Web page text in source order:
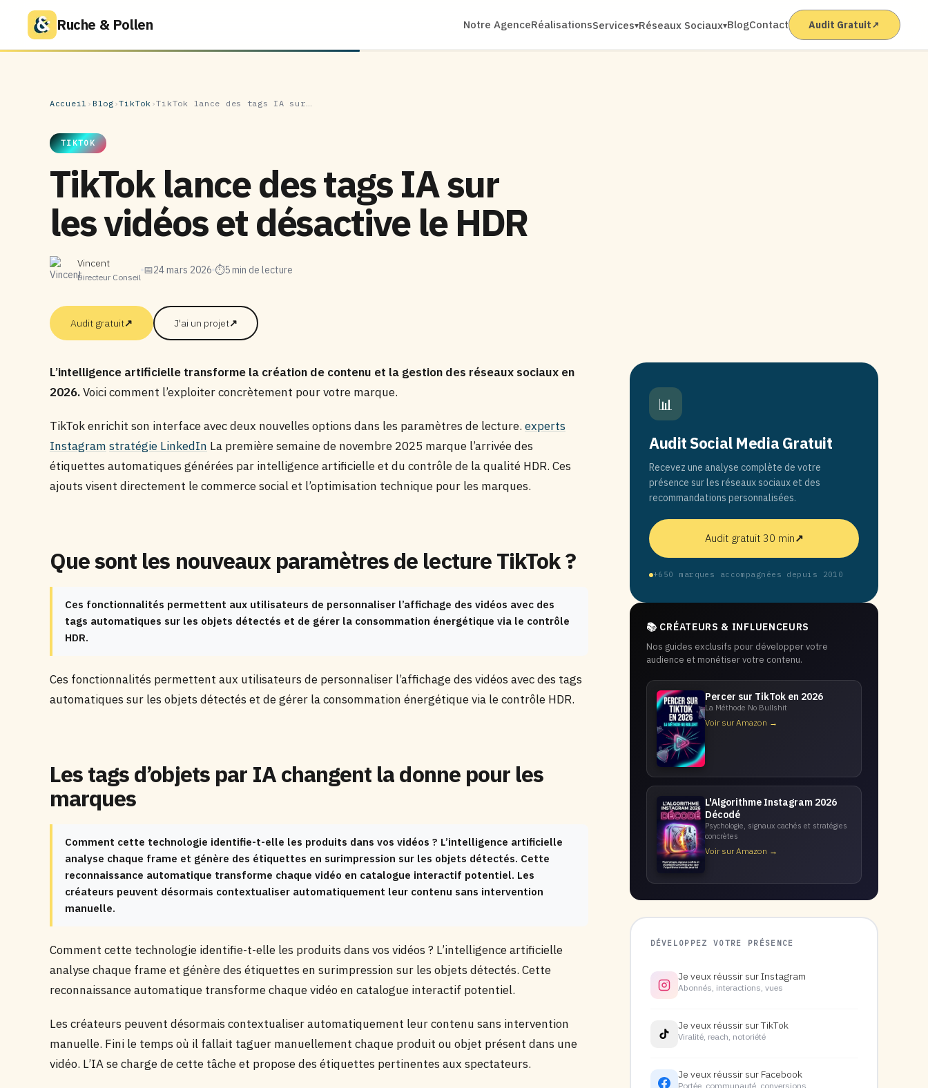
Ruche & Pollen Notre AgenceRéalisationsServices▾Réseaux Sociaux▾BlogContact Audit Gratuit↗
Accueil › Blog ›TikTok ›TikTok lance des tags IA sur…
TIKTOK
TikTok lance des tags IA sur
les vidéos et désactive le HDR
Vincent
Directeur Conseil
📅24 mars 2026 ⏱5 min de lecture
Audit gratuit↗ J'ai un projet↗
L’intelligence artificielle transforme la création de contenu et la gestion des réseaux sociaux en
2026.Voici comment l’exploiter concrètement pour votre marque.
TikTok enrichit son interface avec deux nouvelles options dans les paramètres de lecture. experts
Instagram stratégie LinkedIn La première semaine de novembre 2025 marque l’arrivée des
étiquettes automatiques générées par intelligence artificielle et du contrôle de la qualité HDR. Ces
ajouts visent directement le commerce social et l’optimisation technique pour les marques.
Que sont les nouveaux paramètres de lecture TikTok ?
Ces fonctionnalités permettent aux utilisateurs de personnaliser l’affichage des vidéos avec des
tags automatiques sur les objets détectés et de gérer la consommation énergétique via le contrôle
HDR.
Ces fonctionnalités permettent aux utilisateurs de personnaliser l’affichage des vidéos avec des tags
automatiques sur les objets détectés et de gérer la consommation énergétique via le contrôle HDR.
Les tags d’objets par IA changent la donne pour les
marques
Comment cette technologie identifie-t-elle les produits dans vos vidéos ? L’intelligence artificielle
analyse chaque frame et génère des étiquettes en surimpression sur les objets détectés. Cette
reconnaissance automatique transforme chaque vidéo en catalogue interactif potentiel. Les
créateurs peuvent désormais contextualiser automatiquement leur contenu sans intervention
manuelle.
Comment cette technologie identifie-t-elle les produits dans vos vidéos ? L’intelligence artificielle
analyse chaque frame et génère des étiquettes en surimpression sur les objets détectés. Cette
reconnaissance automatique transforme chaque vidéo en catalogue interactif potentiel.
Les créateurs peuvent désormais contextualiser automatiquement leur contenu sans intervention
manuelle. Fini le temps où il fallait taguer manuellement chaque produit ou objet présent dans une
vidéo. L’IA se charge de cette tâche et propose des étiquettes pertinentes aux spectateurs.
📊
Audit Social Media Gratuit
Recevez une analyse complète de votre
présence sur les réseaux sociaux et des
recommandations personnalisées.
Audit gratuit 30 min↗
+650 marques accompagnées depuis 2010
📚 CRÉATEURS & INFLUENCEURS
Nos guides exclusifs pour développer votre
audience et monétiser votre contenu.
Percer sur TikTok en 2026
La Méthode No Bullshit
Voir sur Amazon →
L'Algorithme Instagram 2026
Décodé
Psychologie, signaux cachés et stratégies
concrètes
Voir sur Amazon →
DÉVELOPPEZ VOTRE PRÉSENCE
Je veux réussir sur Instagram
Abonnés, interactions, vues
Je veux réussir sur TikTok
Viralité, reach, notoriété
Je veux réussir sur Facebook
Portée, communauté, conversions